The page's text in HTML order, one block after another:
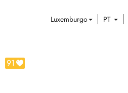
Luxemburgo PT
91